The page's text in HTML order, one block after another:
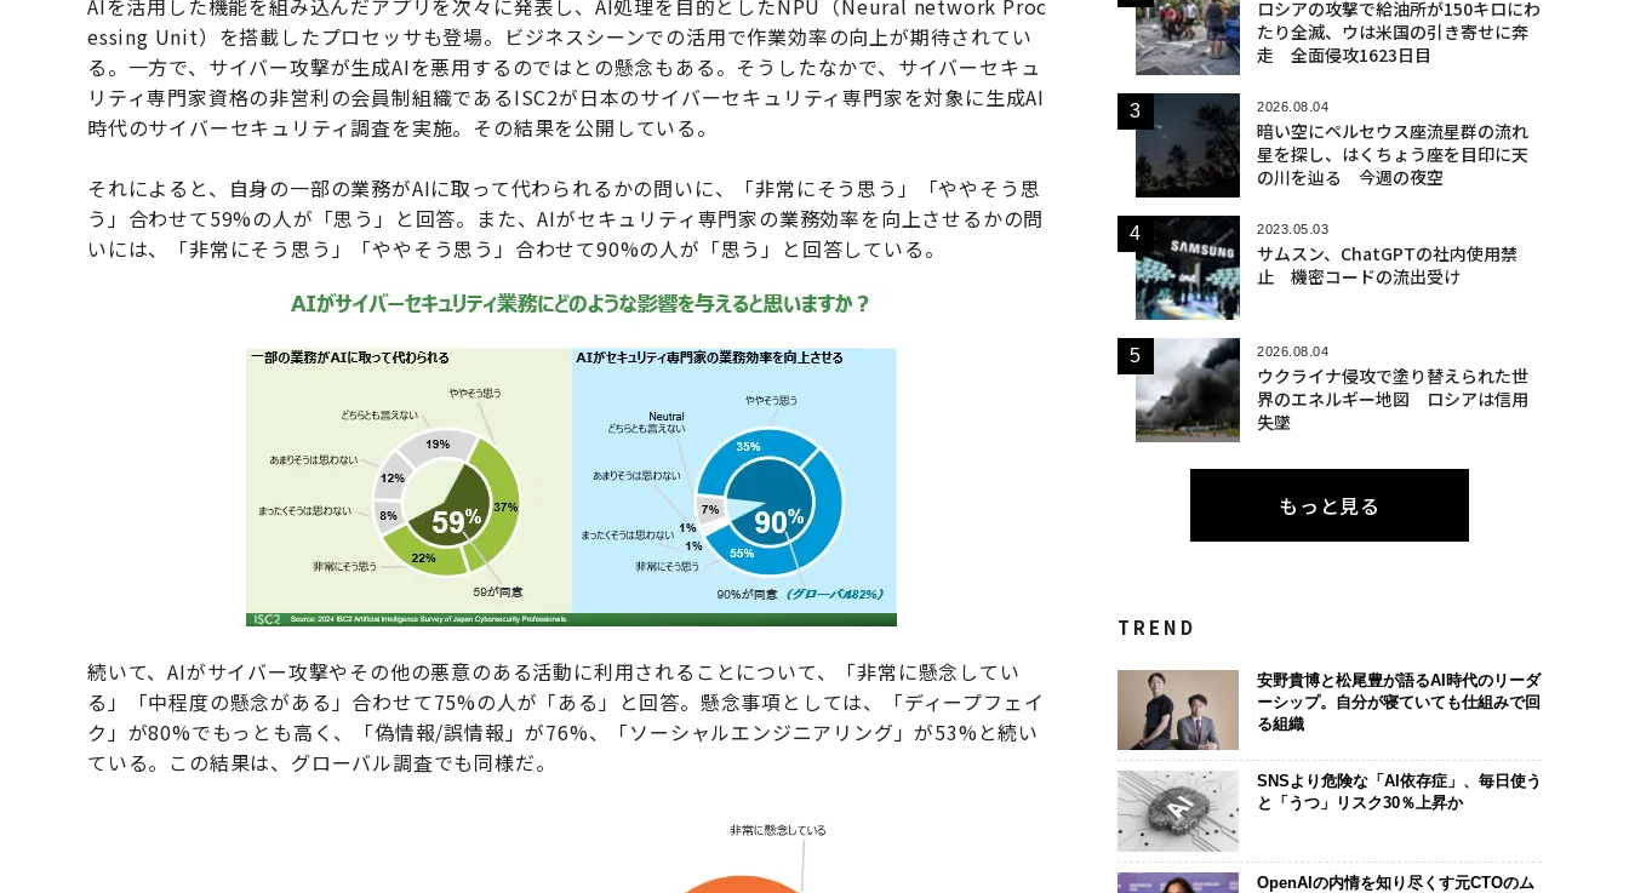
AIを活用した機能を組み込んだアプリを次々に発表し、AI処理を目的としたNPU（Neural network Proc
essing Unit）を搭載したプロセッサも登場。ビジネスシーンでの活用で作業効率の向上が期待されてい
る。一方で、サイバー攻撃が生成AIを悪用するのではとの懸念もある。そうしたなかで、サイバーセキュ
リティ専門家資格の非営利の会員制組織であるISC2が日本のサイバーセキュリティ専門家を対象に生成AI
時代のサイバーセキュリティ調査を実施。その結果を公開している。
それによると、自身の一部の業務がAIに取って代わられるかの問いに、「非常にそう思う」「ややそう思
う」合わせて59%の人が「思う」と回答。また、AIがセキュリティ専門家の業務効率を向上させるかの問
いには、「非常にそう思う」「ややそう思う」合わせて90%の人が「思う」と回答している。
続いて、AIがサイバー攻撃やその他の悪意のある活動に利用されることについて、「非常に懸念してい
る」「中程度の懸念がある」合わせて75%の人が「ある」と回答。懸念事項としては、「ディープフェイ
ク」が80%でもっとも高く、「偽情報/誤情報」が76%、「ソーシャルエンジニアリング」が53%と続い
ている。この結果は、グローバル調査でも同様だ。
ロシアの攻撃で給油所が150キロにわ
たり全滅、ウは米国の引き寄せに奔
走 全面侵攻1623日目
2026.08.04
暗い空にペルセウス座流星群の流れ
星を探し、はくちょう座を目印に天
の川を辿る 今週の夜空
2023.05.03
サムスン、ChatGPTの社内使用禁
止 機密コードの流出受け
2026.08.04
ウクライナ侵攻で塗り替えられた世
界のエネルギー地図 ロシアは信用
失墜
もっと見る
TREND
安野貴博と松尾豊が語るAI時代のリーダ
ーシップ。自分が寝ていても仕組みで回
る組織
SNSより危険な「AI依存症」、毎日使う
と「うつ」リスク30％上昇か
OpenAIの内情を知り尽くす元CTOのム